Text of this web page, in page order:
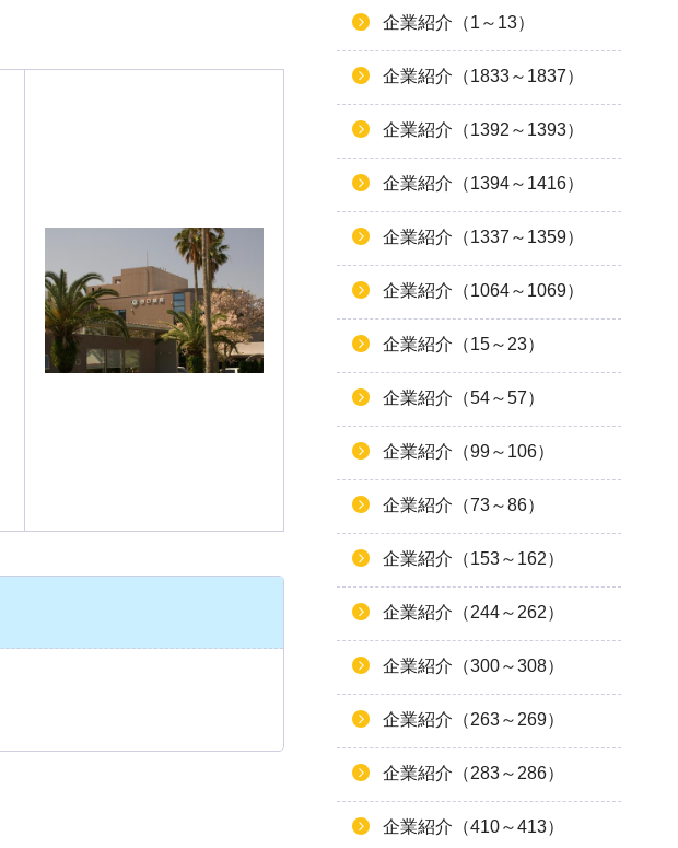
企業紹介（1～13）
企業紹介（1833～1837）
企業紹介（1392～1393）
企業紹介（1394～1416）
企業紹介（1337～1359）
企業紹介（1064～1069）
企業紹介（15～23）
企業紹介（54～57）
企業紹介（99～106）
企業紹介（73～86）
企業紹介（153～162）
企業紹介（244～262）
企業紹介（300～308）
企業紹介（263～269）
企業紹介（283～286）
企業紹介（410～413）